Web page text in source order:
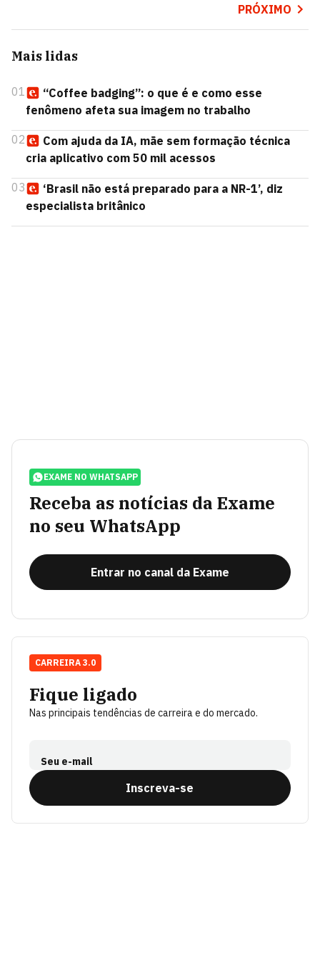
PRÓXIMO
Mais lidas
01
“Coffee badging”: o que é e como esse
fenômeno afeta sua imagem no trabalho
02
Com ajuda da IA, mãe sem formação técnica
cria aplicativo com 50 mil acessos
03
‘Brasil não está preparado para a NR-1’, diz
especialista britânico
EXAME NO WHATSAPP
Receba as notícias da Exame
no seu WhatsApp
Entrar no canal da Exame
Fique ligado
Nas principais tendências de carreira e do mercado.
Seu e-mail
Inscreva-se
CARREIRA 3.0